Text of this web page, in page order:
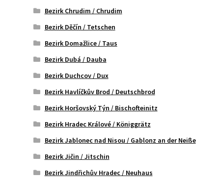
Bezirk Chrudim / Chrudim
Bezirk Děčín / Tetschen
Bezirk Domažlice / Taus
Bezirk Dubá / Dauba
Bezirk Duchcov / Dux
Bezirk Havlíčkův Brod / Deutschbrod
Bezirk Horšovský Týn / Bischofteinitz
Bezirk Hradec Králové / Königgrätz
Bezirk Jablonec nad Nisou / Gablonz an der Neiße
Bezirk Jičin / Jitschin
Bezirk Jindřichův Hradec / Neuhaus